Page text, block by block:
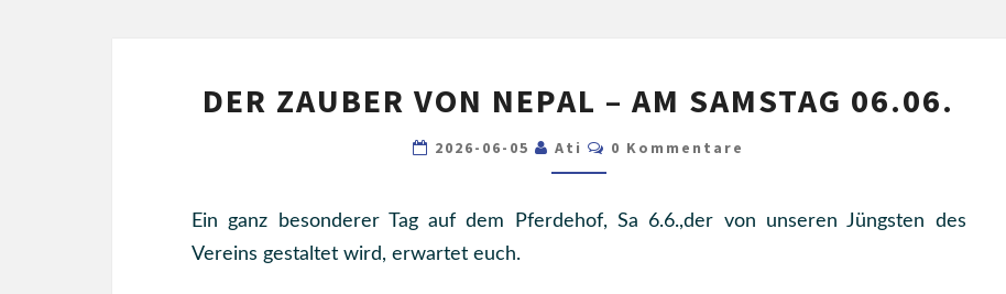
ZAUBER
VON
NEPAL
AM
DER ZAUBER VON NEPAL – AM SAMSTAG 06.06.
2026-06-05 Ati Kommentare
0 Kommentare
Ein ganz besonderer Tag auf dem Pferdehof, Sa 6.6.,der von unseren Jüngsten des
Vereins gestaltet wird, erwartet euch.